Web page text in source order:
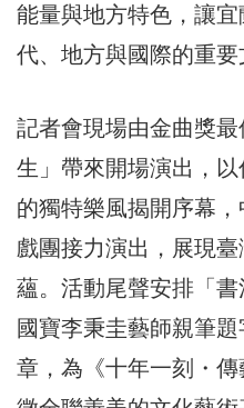
能量與地方特色，讓
代、地方與國際的重要
記者會現場由金曲獎
生」帶來開場演出，
的獨特樂風揭開序幕
戲團接力演出，展現
蘊。活動尾聲安排「
國寶李秉圭藝師親筆
章，為《十年一刻・